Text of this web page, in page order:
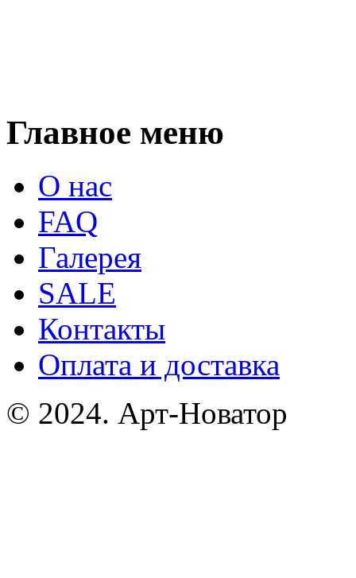
Главное меню
О нас
FAQ
Галерея
SALE
Контакты
Оплата и доставка
© 2024. Арт-Новатор